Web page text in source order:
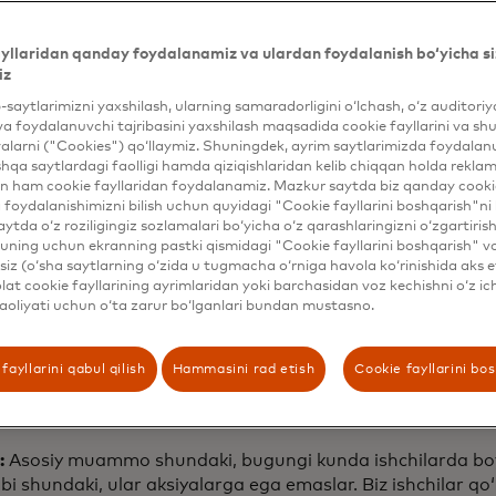
yilgacha xodimlar uchun 20 milliard dollar boylik
oshirish maqsadini qo'ydi. Tashkilot hozirda
Growth
moliyaviy ahvoli haqida tushunchalar beradi.
ish beruvchilarga o'sha tushunchalarni amaliy
aylantirishga yordam berishi mumkin, bu esa
ishtirok etish va ular topgan kapitaldan maksimal
bo'lgan barqarorlik va mustahkamlikni yaratadi.
asoschisi va prezidenti Shamina Singh bilan
markazi bilan iqtisodiy o‘zgaruvchanlik va sun’iy
mulkchiligini mustahkamlayotganini
hal qilishni maqsad qilgan eng katta
Asosiy muammo shundaki, bugungi kunda ishchilarda
shundaki, ular aksiyalarga ega emaslar. Biz ishchilar
qanday foydalanamiz va ulardan foydalanish bo‘yicha
saytlarimizni yaxshilash, ularning samaradorligini o‘lchash, o‘z
foydalanuvchi tajribasini yaxshilash maqsadida cookie fayllarini va
("Cookies") qo‘llaymiz. Shuningdek, ayrim saytlarimizda
saytlardagi faolligi hamda qiziqishlaridan kelib chiqqan holda
ham cookie fayllaridan foydalanamiz. Mazkur saytda biz qanday
foydalanishimizni bilish uchun quyidagi "Cookie fayllarini boshqarish"ni
o‘z roziligingiz sozlamalari bo‘yicha o‘z qarashlaringizni
uchun ekranning pastki qismidagi "Cookie fayllarini boshqarish"
(o‘sha saytlarning o‘zida u tugmacha o‘rniga havola ko‘rinishida aks
cookie fayllarining ayrimlaridan yoki barchasidan voz kechishni o‘z
uchun o‘ta zarur bo‘lganlari bundan mustasno.
fayllarini qabul qilish Hammasini rad etish Cookie fayllarini